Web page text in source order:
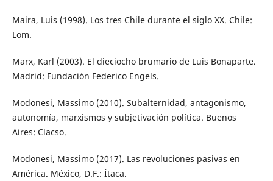
Maira, Luis (1998). Los tres Chile durante el siglo XX. Chile:
Lom.
Marx, Karl (2003). El dieciocho brumario de Luis Bonaparte.
Madrid: Fundación Federico Engels.
Modonesi, Massimo (2010). Subalternidad, antagonismo,
autonomía, marxismos y subjetivación política. Buenos
Aires: Clacso.
Modonesi, Massimo (2017). Las revoluciones pasivas en
América. México, D.F.: Ítaca.